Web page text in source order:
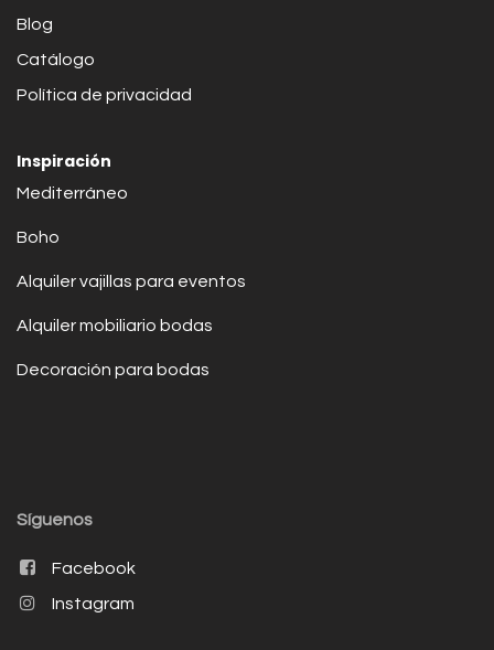
Blog
Catálogo
Política de privacidad
Inspiración
Mediterráneo
Boho
Alquiler vajillas para eventos
Alquiler mobiliario bodas
Decoración para bodas
Síguenos
Facebook
Instagram